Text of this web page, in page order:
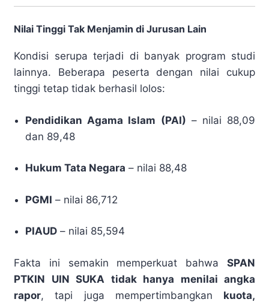
Nilai Tinggi Tak Menjamin di Jurusan Lain
Kondisi serupa terjadi di banyak program studi
lainnya. Beberapa peserta dengan nilai cukup
tinggi tetap tidak berhasil lolos:
Pendidikan Agama Islam (PAI) – nilai 88,09
dan 89,48
Hukum Tata Negara – nilai 88,48
PGMI – nilai 86,712
PIAUD – nilai 85,594
Fakta ini semakin memperkuat bahwa SPAN
PTKIN UIN SUKA tidak hanya menilai angka
rapor, tapi juga mempertimbangkan kuota,